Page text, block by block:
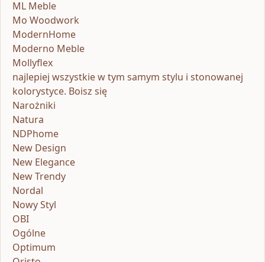
ML Meble
Mo Woodwork
ModernHome
Moderno Meble
Mollyflex
najlepiej wszystkie w tym samym stylu i stonowanej
kolorystyce. Boisz się
Narożniki
Natura
NDPhome
New Design
New Elegance
New Trendy
Nordal
Nowy Styl
OBI
Ogólne
Optimum